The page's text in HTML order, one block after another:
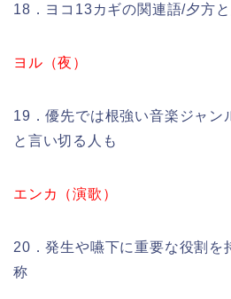
18．ヨコ13カギの関連語/夕方
ヨル（夜）
19．優先では根強い音楽ジャン
と言い切る人も
エンカ（演歌）
20．発生や嚥下に重要な役割を
称